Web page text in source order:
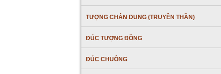
TƯỢNG CHÂN DUNG (TRUYỀN THẦN)
ĐÚC TƯỢNG ĐỒNG
ĐÚC CHUÔNG